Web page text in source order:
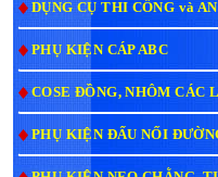
DỤNG CỤ THI CÔNG và
PHỤ KIỆN CÁP ABC
COSE ĐỒNG, NHÔM CÁC
PHỤ KIỆN ĐẤU NỐI